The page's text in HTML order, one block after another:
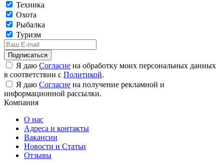
Техника
Охота
Рыбалка
Туризм
Подписаться
Я даю Согласие на обработку моих персональных данных
в соответствии с Политикой.
Я даю Согласие на получение рекламной и
информационной рассылки.
Компания
О нас
Адреса и контакты
Вакансии
Новости и Статьи
Отзывы